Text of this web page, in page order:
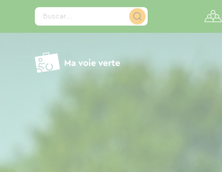
Buscar...
Panel de gestión de cookies